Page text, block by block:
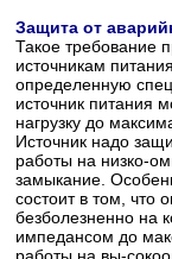
Защита от
Такое требование
источникам
определенную
источник питания
нагрузку до
Источник надо
работы на низко-
замыкание.
состоит в том, что
безболезненно на
импедансом до